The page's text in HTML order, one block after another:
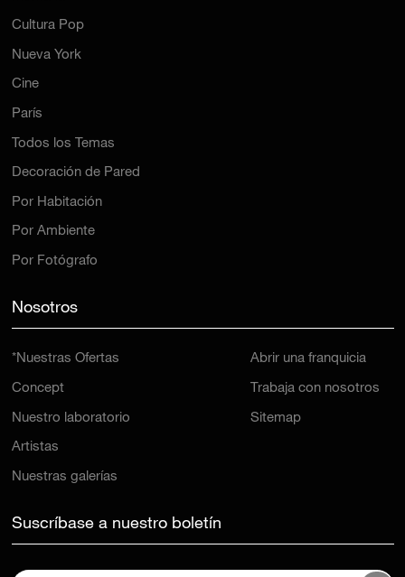
Cultura Pop
Nueva York
Cine
París
Todos los Temas
Decoración de Pared
Por Habitación
Por Ambiente
Por Fotógrafo
Nosotros
*Nuestras Ofertas
Concept
Nuestro laboratorio
Artistas
Nuestras galerías
Abrir una franquicia
Trabaja con nosotros
Sitemap
Suscríbase a nuestro boletín